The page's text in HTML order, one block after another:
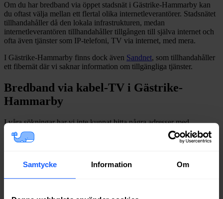
Samtycke Information Om
Om du har bredband via öppet stadsnät i Gästrike-Hammarby kan
du oftast välja mellan ett flertal olika internetleverantörer. Stadsnätet
tillhandahåller då den lokala infrastrukturen, medan
internetleverantören tillhandahåller tillgången till själva internet och
ofta även tjänster som IP-telefoni, TV via internet, med mera.
I Gästrike-Hammarby finns dock även Sandnet, som tillhandahåller
ett fibernät där vi saknar information om tillgängliga tjänster.
Bredband via kabel-TV i Gästrike-
Hammarby
I våra sökningar har vi inte kunnat hitta några adresser med
bredband via kabel-TV (via koaxialkabel) i
Gästrike-Hammarby.
det bara att göra en snabb sökning här: